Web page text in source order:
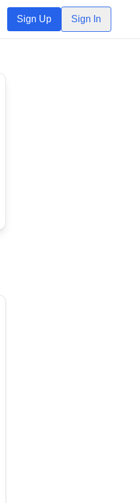
Sign Up Sign In